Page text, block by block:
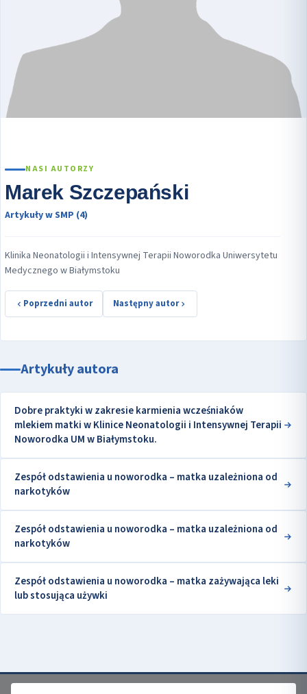
NASI AUTORZY
Marek Szczepański
Artykuły w SMP (4)
Klinika Neonatologii i Intensywnej Terapii Noworodka Uniwersytetu
Medycznego w Białymstoku
Poprzedni autor Następny autor
Artykuły autora
Dobre praktyki w zakresie karmienia wcześniaków
mlekiem matki w Klinice Neonatologii i Intensywnej Terapii
Noworodka UM w Białymstoku.
Zespół odstawienia u noworodka – matka uzależniona od
narkotyków
Zespół odstawienia u noworodka – matka uzależniona od
narkotyków
Zespół odstawienia u noworodka – matka zażywająca leki
lub stosująca używki